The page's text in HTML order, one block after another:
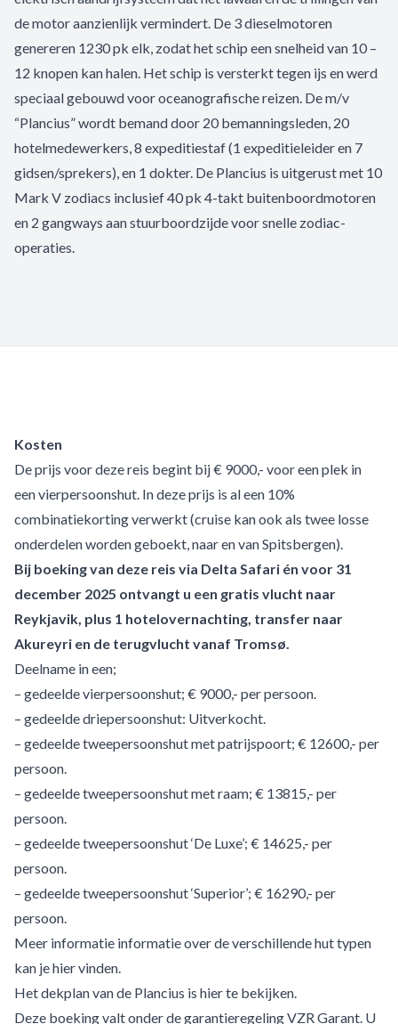
de motor aanzienlijk vermindert. De 3 dieselmotoren
genereren 1230 pk elk, zodat het schip een snelheid van 10 –
12 knopen kan halen. Het schip is versterkt tegen ijs en werd
speciaal gebouwd voor oceanografische reizen. De m/v
“Plancius” wordt bemand door 20 bemanningsleden, 20
hotelmedewerkers, 8 expeditiestaf (1 expeditieleider en 7
gidsen/sprekers), en 1 dokter. De Plancius is uitgerust met 10
Mark V zodiacs inclusief 40 pk 4-takt buitenboordmotoren
en 2 gangways aan stuurboordzijde voor snelle zodiac-
operaties.
Kosten
De prijs voor deze reis begint bij € 9000,- voor een plek in
een vierpersoonshut. In deze prijs is al een 10%
combinatiekorting verwerkt (cruise kan ook als twee losse
onderdelen worden geboekt, naar en van Spitsbergen).
Bij boeking van deze reis via Delta Safari én voor 31
december 2025 ontvangt u een gratis vlucht naar
Reykjavik, plus 1 hotelovernachting, transfer naar
Akureyri en de terugvlucht vanaf Tromsø.
Deelname in een;
– gedeelde vierpersoonshut; € 9000,- per persoon.
– gedeelde driepersoonshut: Uitverkocht.
– gedeelde tweepersoonshut met patrijspoort; € 12600,- per
persoon.
– gedeelde tweepersoonshut met raam; € 13815,- per
persoon.
– gedeelde tweepersoonshut ‘De Luxe’; € 14625,- per
persoon.
– gedeelde tweepersoonshut ‘Superior’; € 16290,- per
persoon.
Meer informatie informatie over de verschillende hut typen
kan je hier vinden.
Het dekplan van de Plancius is hier te bekijken.
Deze boeking valt onder de garantieregeling VZR Garant. U